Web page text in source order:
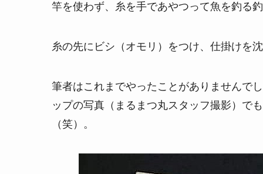
竿を使わず、糸を手であやつって魚を釣る
糸の先にビシ（オモリ）をつけ、仕掛けを
筆者はこれまでやったことがありませんで
ップの写真（まるまつ丸スタッフ撮影）で
（笑）。